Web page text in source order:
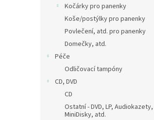
Kočárky pro panenky
Koše/postýlky pro panenky
Povlečení, atd. pro panenky
Domečky, atd.
Péče
Odličovací tampóny
CD, DVD
CD
Ostatní - DVD, LP, Audiokazety,
MiniDisky, atd.